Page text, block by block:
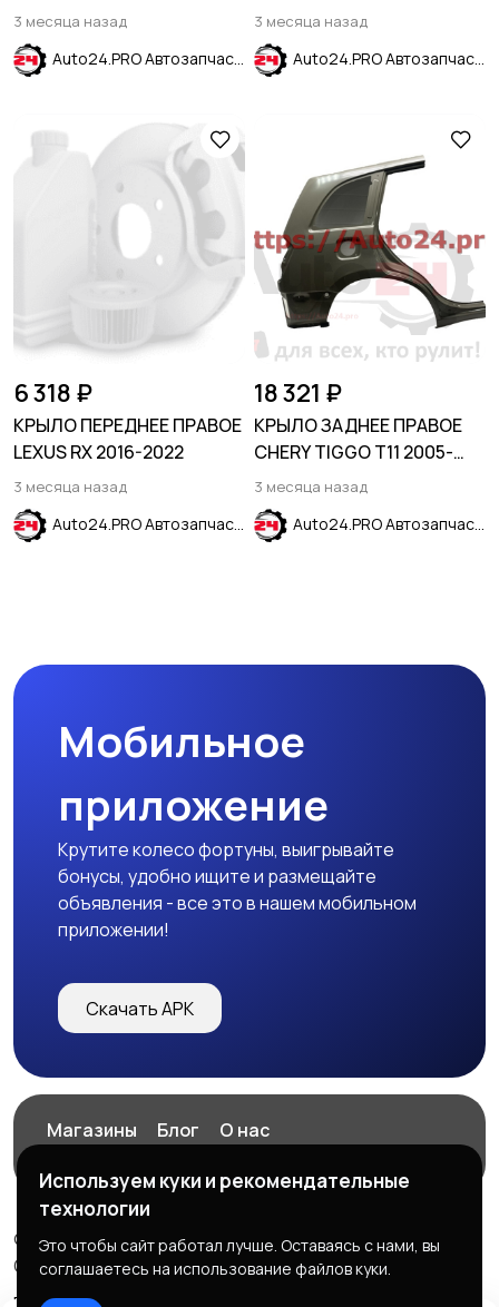
1992-1996
3 месяца назад
Auto24.PRO Автозапчасти
2011-2016
3 месяца назад
Auto24.PRO Автозапчасти
6 318 ₽
КРЫЛО ПЕРЕДНЕЕ ПРАВОЕ
LEXUS RX 2016-2022
3 месяца назад
Auto24.PRO Автозапчасти
18 321 ₽
КРЫЛО ЗАДНЕЕ ПРАВОЕ
CHERY TIGGO T11 2005-
2011
3 месяца назад
Auto24.PRO Автозапчасти
Мобильное
приложение
Крутите колесо фортуны, выигрывайте
бонусы, удобно ищите и размещайте
объявления - все это в нашем мобильном
приложении!
Скачать APK
Магазины Блог
О нас
© 2026 ExZz.ru - Маркетплейс Экспресс Заказ
ООО "ЭКЗЗ", ОГРН: 888333777444
Используем куки и рекомендательные
технологии
Это чтобы сайт работал лучше. Оставаясь с нами, вы
соглашаетесь на использование файлов куки.